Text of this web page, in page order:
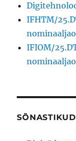
IFHTM/
IFIOM/
SÕNASTIKUD